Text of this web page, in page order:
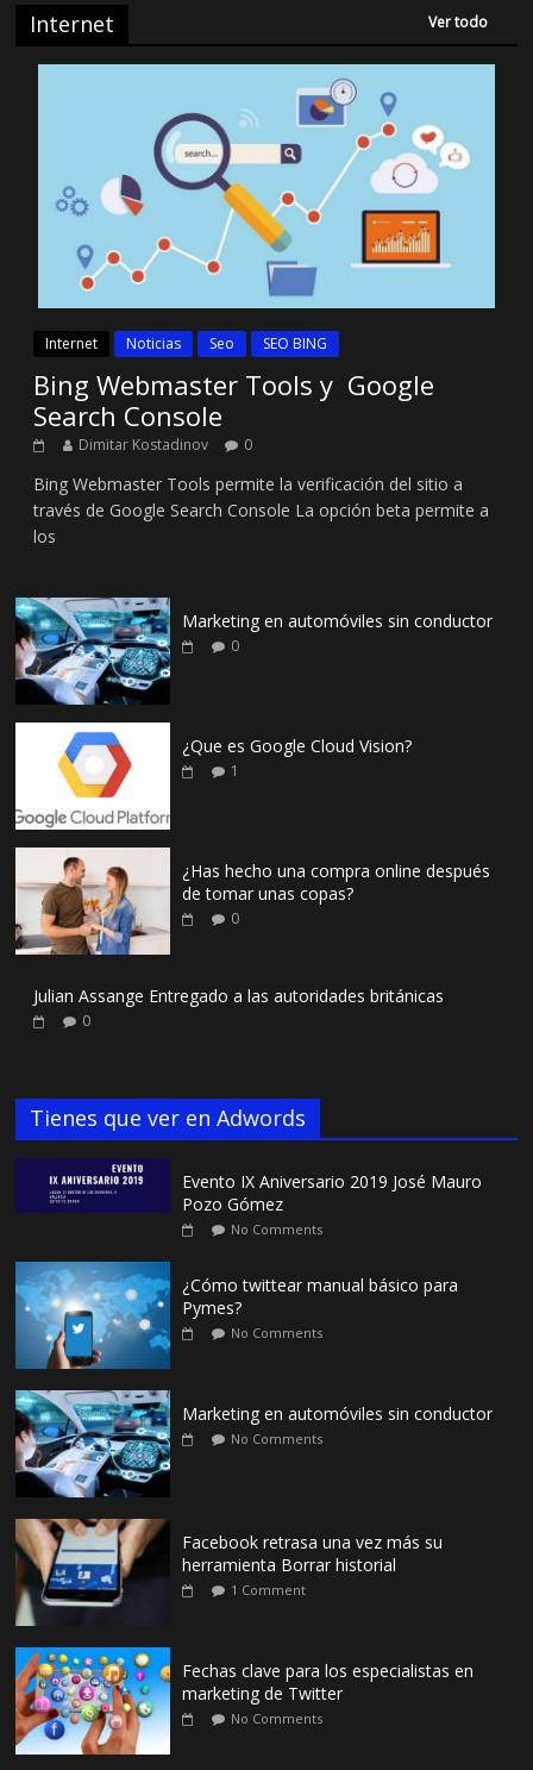
Internet Ver todo
Internet Noticias Seo SEO BING
Bing Webmaster Tools y Google
Search Console
Dimitar Kostadinov 0
Bing Webmaster Tools permite la verificación del sitio a
través de Google Search Console La opción beta permite a
los
Marketing en automóviles sin conductor
0
¿Que es Google Cloud Vision?
1
¿Has hecho una compra online después
de tomar unas copas?
0
Julian Assange Entregado a las autoridades británicas
0
Tienes que ver en Adwords
Evento IX Aniversario 2019 José Mauro
Pozo Gómez
No Comments
¿Cómo twittear manual básico para
Pymes?
No Comments
Marketing en automóviles sin conductor
No Comments
Facebook retrasa una vez más su
herramienta Borrar historial
1 Comment
Fechas clave para los especialistas en
marketing de Twitter
No Comments